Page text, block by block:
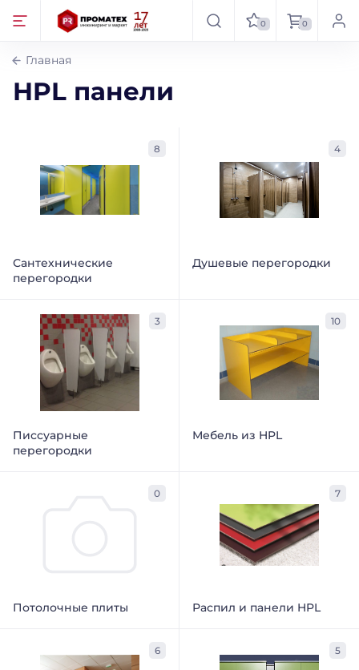
0 0
Главная
HPL панели
8
Сантехнические
перегородки
4
Душевые перегородки
3
Писсуарные
перегородки
10
Мебель из HPL
0
Потолочные плиты
7
Распил и панели HPL
6 5